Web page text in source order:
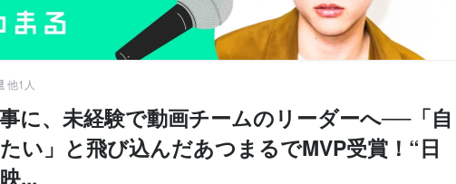
他1人
に、未経験で動画チームのリーダーへ──「自
い」と飛び込んだあつまるでMVP受賞！“日
...